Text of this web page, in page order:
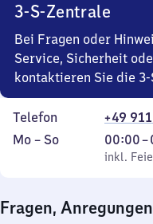
20
Uhr
3-S-Zentrale
Bei Fragen oder
Service, Sicherheit
kontaktieren Sie die
Telefon
+49
Montag
Mo – So,
inkl. Feiertage
00:00–
Von
0
0
inkl.
Fragen,